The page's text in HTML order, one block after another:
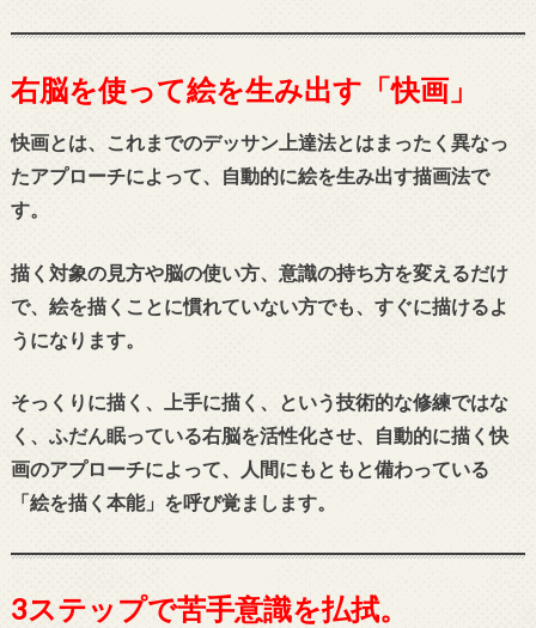
右脳を使って絵を生み出す「快画」
快画とは、これまでのデッサン上達法とはまったく異なっ
たアプローチによって、自動的に絵を生み出す描画法で
す。
描く対象の見方や脳の使い方、意識の持ち方を変えるだけ
で、絵を描くことに慣れていない方でも、すぐに描けるよ
うになります。
そっくりに描く、上手に描く、という技術的な修練ではな
く、ふだん眠っている右脳を活性化させ、自動的に描く快
画のアプローチによって、人間にもともと備わっている
「絵を描く本能」を呼び覚まします。
3ステップで苦手意識を払拭。